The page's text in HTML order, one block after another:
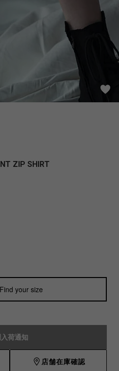
ZIP SHIRT
Find your size
入荷通知
店舗在庫確認